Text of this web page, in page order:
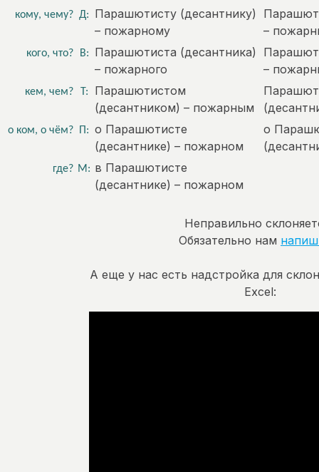
кому, чему? Д:
Парашютисту (десантнику)
– пожарному
–
кого, что? В:
Парашютиста (десантника)
– пожарного
–
кем, чем? Т:
Парашютистом
(десантником) – пожарным
о ком, о чём? П: о Парашютисте
(десантнике) – пожарном
о
где? М: в Парашютисте
(десантнике) – пожарном
Неправильно
Обязательно нам
А еще у нас есть надстройка для
Excel: